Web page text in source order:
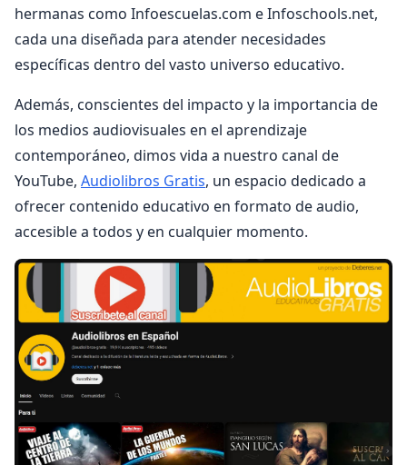
hermanas como Infoescuelas.com e Infoschools.net,
cada una diseñada para atender necesidades
específicas dentro del vasto universo educativo.
Además, conscientes del impacto y la importancia de
los medios audiovisuales en el aprendizaje
contemporáneo, dimos vida a nuestro canal de
YouTube, Audiolibros Gratis, un espacio dedicado a
ofrecer contenido educativo en formato de audio,
accesible a todos y en cualquier momento.